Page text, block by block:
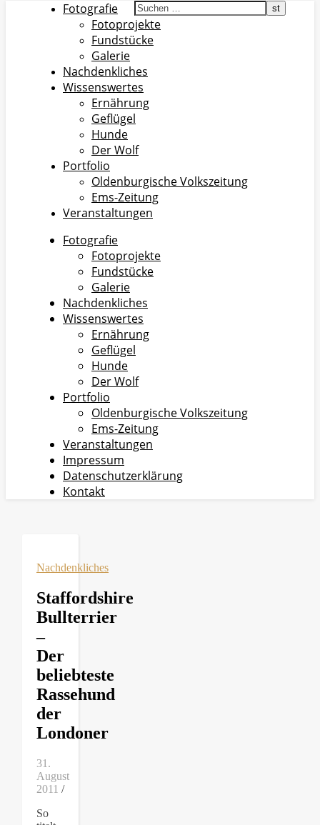
Fotografie
Fotoprojekte
Fundstücke
Galerie
Nachdenkliches
Wissenswertes
Ernährung
Geflügel
Hunde
Der Wolf
Portfolio
Oldenburgische Volkszeitung
Ems-Zeitung
Veranstaltungen
Fotografie
Fotoprojekte
Fundstücke
Galerie
Nachdenkliches
Wissenswertes
Ernährung
Geflügel
Hunde
Der Wolf
Portfolio
Oldenburgische Volkszeitung
Ems-Zeitung
Veranstaltungen
Impressum
Datenschutzerklärung
Kontakt
Nachdenkliches
Staffordshire
Bullterrier
–
Der
beliebteste
Rassehund
der
Londoner
31.
August
2011 /
So